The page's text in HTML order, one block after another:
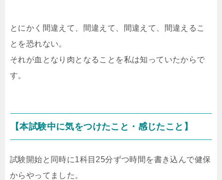
とにかく間違えて、間違えて、間違えて、間違えるこ
とを恐れない。
それが血となり肉となることを私は知っていたからで
す。
【本試験中に気をつけたこと・感じたこと】
試験開始と同時に1科目25分ずつ時間を書き込んで健保
からやってました。